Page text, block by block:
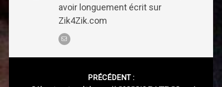
avoir longuement écrit sur
Zik4Zik.com
PRÉCÉDENT :